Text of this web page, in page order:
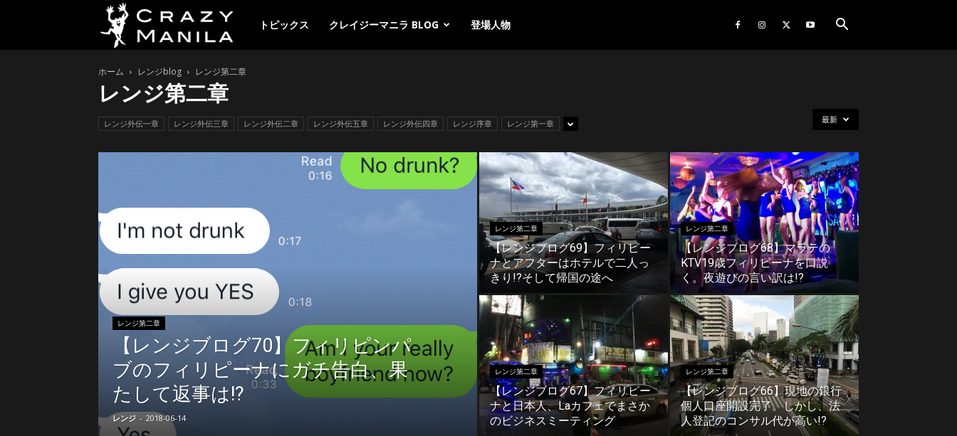
イ
マ
ラ
トピックス クレイジーマニラ BLOG 登場人物
ホーム レンジblog レンジ第二章
レンジ第二章
レンジ外伝一章 レンジ外伝三章 レンジ外伝二章 レンジ外伝五章 レンジ外伝四章 レンジ序章 レンジ第一章 最新
レンジ第二章
【レンジブログ70】フィリピンパ
ブのフィリピーナにガチ告白、果
たして返事は!?
レンジ - 2018-06-14
レンジ第二章
【レンジブログ69】フィリピー
ナとアフターはホテルで二人っ
きり!?そして帰国の途へ
レンジ第二章
【レンジブログ68】マラテの
KTV19歳フィリピーナを口説
く。夜遊びの言い訳は!?
レンジ第二章
【レンジブログ67】フィリピー
ナと日本人、Laカフェでまさか
のビジネスミーティング
レンジ第二章
【レンジブログ66】現地の銀行
個人口座開設完了。しかし、法
人登記のコンサル代が高い!?